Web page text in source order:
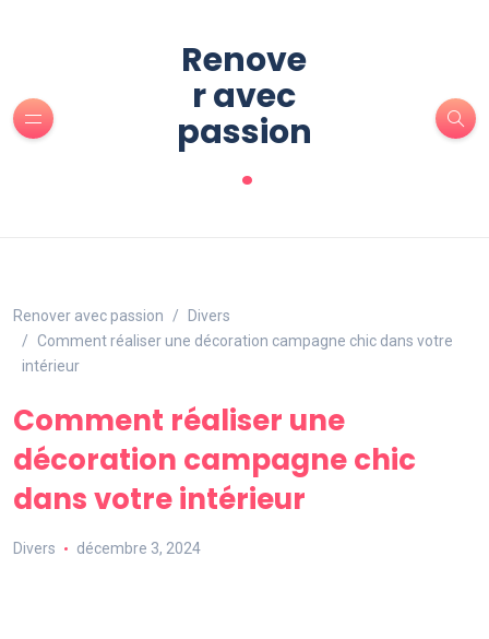
Renove
r avec
passion
.
Renover avec passion
Divers
Comment réaliser une décoration campagne chic dans votre
intérieur
Comment réaliser une
décoration campagne chic
dans votre intérieur
Divers décembre 3, 2024